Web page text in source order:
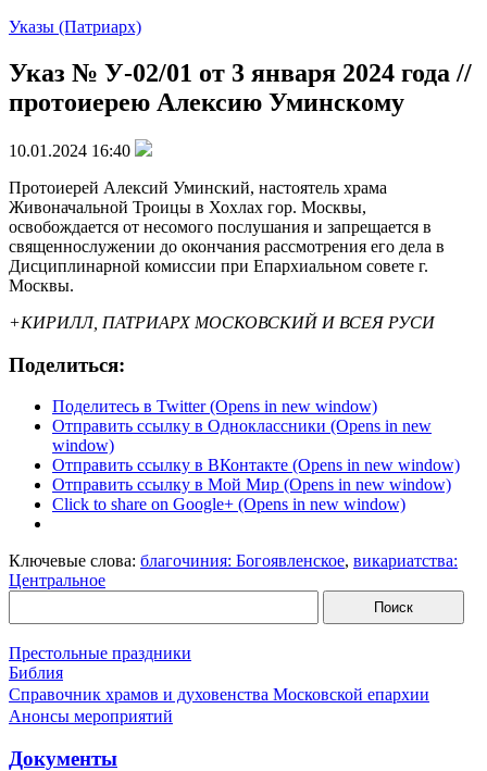
Указы (Патриарх)
Указ № У-02/01 от 3 января 2024 года //
протоиерею Алексию Уминскому
10.01.2024 16:40
Протоиерей Алексий Уминский, настоятель храма
Живоначальной Троицы в Хохлах гор. Москвы,
освобождается от несомого послушания и запрещается в
священнослужении до окончания рассмотрения его дела в
Дисциплинарной комиссии при Епархиальном совете г.
Москвы.
+КИРИЛЛ, ПАТРИАРХ МОСКОВСКИЙ И ВСЕЯ РУСИ
Поделиться:
Поделитесь в Twitter (Opens in new window)
Отправить ссылку в Одноклассники (Opens in new
window)
Отправить ссылку в ВКонтакте (Opens in new window)
Отправить ссылку в Мой Мир (Opens in new window)
Click to share on Google+ (Opens in new window)
Ключевые слова: благочиния: Богоявленское, викариатства:
Центральное
Престольные праздники
Библия
Справочник храмов и духовенства Московской епархии
Анонсы мероприятий
Документы